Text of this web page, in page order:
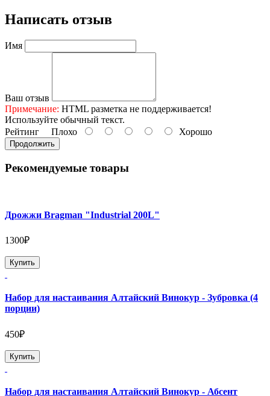
Написать отзыв
Имя
Ваш отзыв
Примечание: HTML разметка не поддерживается!
Используйте обычный текст.
Рейтинг Плохо Хорошо
Продолжить
Рекомендуемые товары
Дрожжи Bragman "Industrial 200L"
1300₽
Купить
Набор для настаивания Алтайский Винокур - Зубровка (4
порции)
450₽
Купить
Набор для настаивания Алтайский Винокур - Абсент